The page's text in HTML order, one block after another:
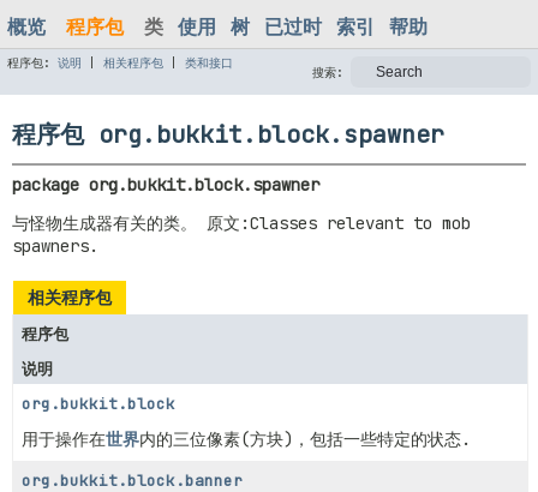
概览 程序包 类 使用 树 已过时 索引 帮助
程序包: 说明 相关程序包 类和接口
搜索:
程序包 org.bukkit.block.spawner
package org.bukkit.block.spawner
与怪物生成器有关的类。 原文:Classes relevant to mob
spawners.
相关程序包
程序包
说明
org.bukkit.block
用于操作在世界内的三位像素(方块)，包括一些特定的状态.
org.bukkit.block.banner